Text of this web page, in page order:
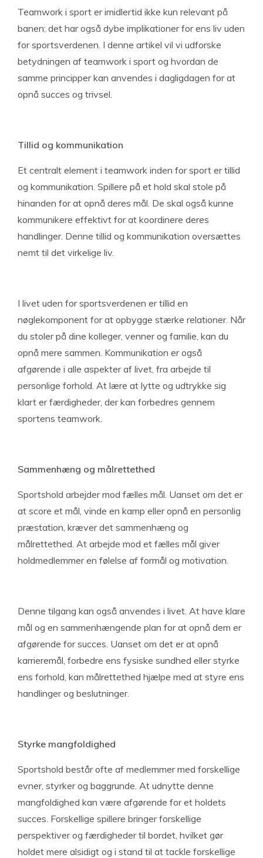
Teamwork i sport er imidlertid ikke kun relevant på
banen; det har også dybe implikationer for ens liv uden
for sportsverdenen. I denne artikel vil vi udforske
betydningen af teamwork i sport og hvordan de
samme principper kan anvendes i dagligdagen for at
opnå succes og trivsel.
Tillid og kommunikation
Et centralt element i teamwork inden for sport er tillid
og kommunikation. Spillere på et hold skal stole på
hinanden for at opnå deres mål. De skal også kunne
kommunikere effektivt for at koordinere deres
handlinger. Denne tillid og kommunikation oversættes
nemt til det virkelige liv.
I livet uden for sportsverdenen er tillid en
nøglekomponent for at opbygge stærke relationer. Når
du stoler på dine kolleger, venner og familie, kan du
opnå mere sammen. Kommunikation er også
afgørende i alle aspekter af livet, fra arbejde til
personlige forhold. At lære at lytte og udtrykke sig
klart er færdigheder, der kan forbedres gennem
sportens teamwork.
Sammenhæng og målrettethed
Sportshold arbejder mod fælles mål. Uanset om det er
at score et mål, vinde en kamp eller opnå en personlig
præstation, kræver det sammenhæng og
målrettethed. At arbejde mod et fælles mål giver
holdmedlemmer en følelse af formål og motivation.
Denne tilgang kan også anvendes i livet. At have klare
mål og en sammenhængende plan for at opnå dem er
afgørende for succes. Uanset om det er at opnå
karrieremål, forbedre ens fysiske sundhed eller styrke
ens forhold, kan målrettethed hjælpe med at styre ens
handlinger og beslutninger.
Styrke mangfoldighed
Sportshold består ofte af medlemmer med forskellige
evner, styrker og baggrunde. At udnytte denne
mangfoldighed kan være afgørende for et holdets
succes. Forskellige spillere bringer forskellige
perspektiver og færdigheder til bordet, hvilket gør
holdet mere alsidigt og i stand til at tackle forskellige